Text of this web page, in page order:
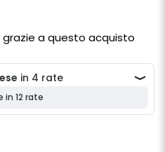
grazie a questo acquisto